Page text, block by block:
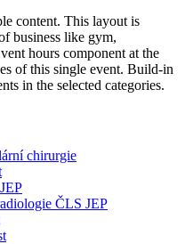
content. This layout is
business like gym,
hours component at the
of this single event. Build-in
in the selected categories.
chirurgie
ČLS JEP